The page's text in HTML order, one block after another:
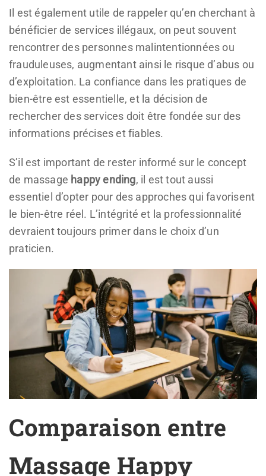
Il est également utile de rappeler qu’en cherchant à
bénéficier de services illégaux, on peut souvent
rencontrer des personnes malintentionnées ou
frauduleuses, augmentant ainsi le risque d’abus ou
d’exploitation. La confiance dans les pratiques de
bien-être est essentielle, et la décision de
rechercher des services doit être fondée sur des
informations précises et fiables.
S’il est important de rester informé sur le concept
de massage happy ending, il est tout aussi
essentiel d’opter pour des approches qui favorisent
le bien-être réel. L’intégrité et la professionnalité
devraient toujours primer dans le choix d’un
praticien.
Comparaison entre
Massage Happy